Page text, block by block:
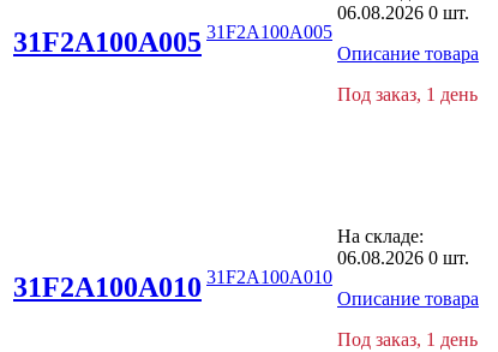
31F2A100A005 31F2A100A005
06.08.2026 0 шт.
Описание товара
Под заказ, 1 день
31F2A100A010 31F2A100A010
На складе:
06.08.2026 0 шт.
Описание товара
Под заказ, 1 день